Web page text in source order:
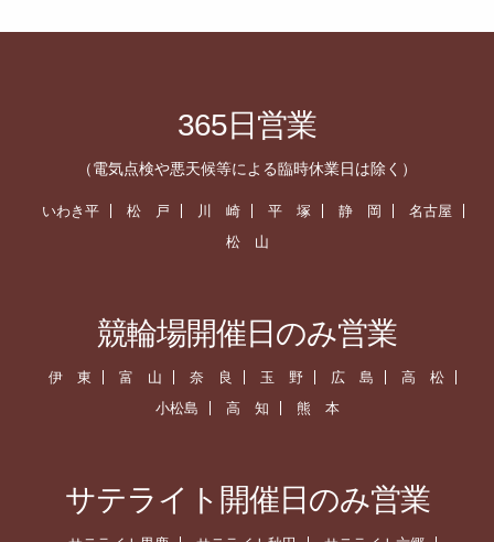
365日営業
（電気点検や悪天候等による臨時休業日は除く）
いわき平 松 戸 川 崎 平 塚 静 岡
名古屋
松 山
競輪場開催日のみ営業
伊 東 富 山 奈 良 玉 野 広 島
高 松
小松島
高 知 熊 本
サテライト開催日のみ営業